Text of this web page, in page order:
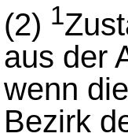
(2) 1
aus der
wenn
Bezirk